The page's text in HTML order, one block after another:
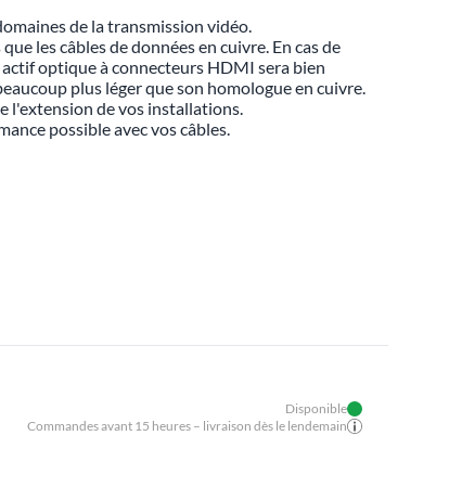
de la transmission vidéo.
les câbles de données en cuivre. En cas de
optique à connecteurs HDMI sera bien
plus léger que son homologue en cuivre.
l'extension de vos installations.
possible avec vos câbles.
Disponible
Commandes avant 15 heures – livraison dès le lendemain